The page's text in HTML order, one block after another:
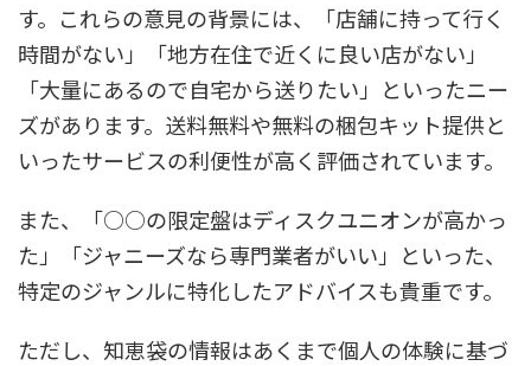
す。これらの意見の背景には、「店舗に持って行く
時間がない」「地方在住で近くに良い店がない」
「大量にあるので自宅から送りたい」といったニー
ズがあります。送料無料や無料の梱包キット提供と
いったサービスの利便性が高く評価されています。
また、「○○の限定盤はディスクユニオンが高かっ
た」「ジャニーズなら専門業者がいい」といった、
特定のジャンルに特化したアドバイスも貴重です。
ただし、知恵袋の情報はあくまで個人の体験に基づ